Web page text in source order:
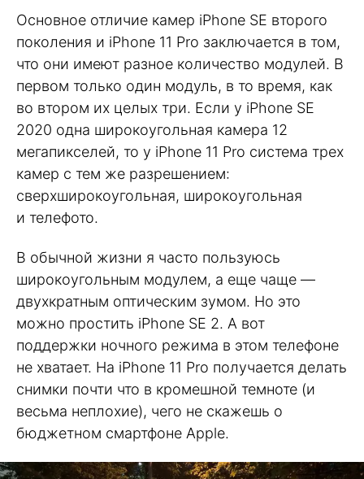
Основное отличие камер iPhone SE второго
поколения и iPhone 11 Pro заключается в том,
что они имеют разное количество модулей. В
первом только один модуль, в то время, как
во втором их целых три. Если у iPhone SE
2020 одна широкоугольная камера 12
мегапикселей, то у iPhone 11 Pro система трех
камер с тем же разрешением:
сверхширокоугольная, широкоугольная
и телефото.
В обычной жизни я часто пользуюсь
широкоугольным модулем, а еще чаще —
двухкратным оптическим зумом. Но это
можно простить iPhone SE 2. А вот
поддержки ночного режима в этом телефоне
не хватает. На iPhone 11 Pro получается делать
снимки почти что в кромешной темноте (и
весьма неплохие), чего не скажешь о
бюджетном смартфоне Apple.